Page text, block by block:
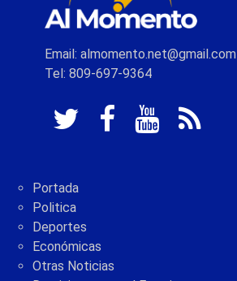
Email: almomento.net@gmail.com
Tel: 809-697-9364
Portada
Politica
Deportes
Económicas
Otras Noticias